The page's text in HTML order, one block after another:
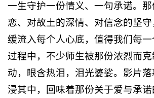
一生守护一份情义、一句承诺。
恋、对故土的深情、对信念的坚
缓流入每个人心底，值得我们每
过程中，不少师生被那份浓烈而
动，眼含热泪，泪光婆娑。影片
浸其中，回味着那份关于爱与承